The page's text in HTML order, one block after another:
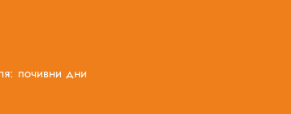
почивни дни